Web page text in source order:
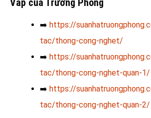
Vấp của Trường Phong
➡️ https://
tac/thong-cong-nghet/
➡️ https://
tac/thong-cong-nghet-quan-1/
➡️ https://
tac/thong-cong-nghet-quan-2/